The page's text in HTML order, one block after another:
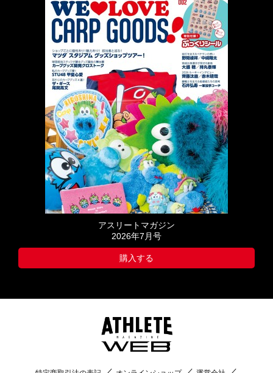
アスリートマガジン
2026年7月号
購入する